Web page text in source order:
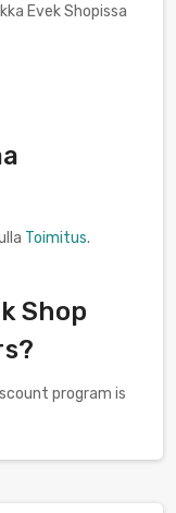
Evek Shopissa
Toimitus.
Shop
program is